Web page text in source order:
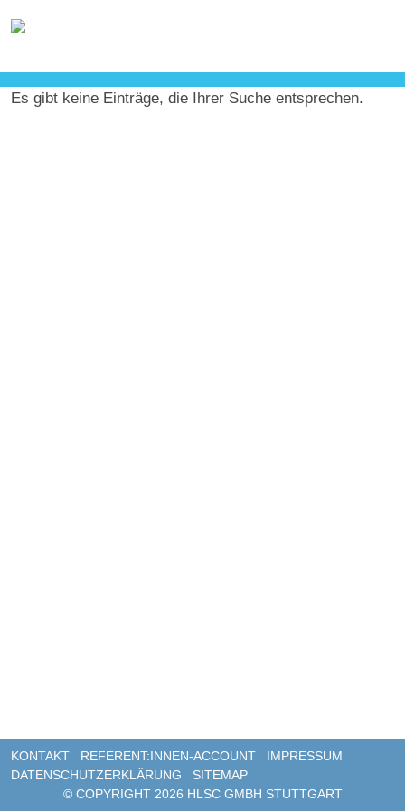
Es gibt keine Einträge, die Ihrer Suche entsprechen.
NAVIGATION ÜBERSPRINGEN
KONTAKT REFERENT:INNEN-ACCOUNT
IMPRESSUM
DATENSCHUTZERKLÄRUNG
SITEMAP
© COPYRIGHT 2026 HLSC GMBH STUTTGART